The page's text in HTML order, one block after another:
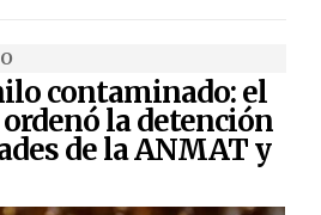
contaminado: el
la detención
de la ANMAT y